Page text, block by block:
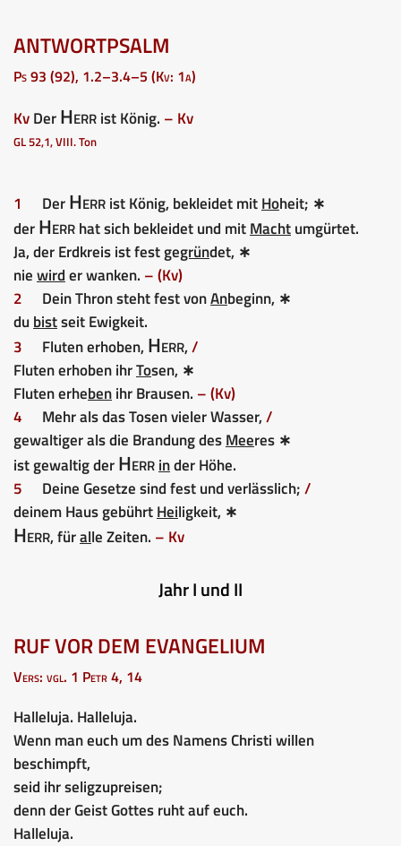
ANTWORTPSALM
Ps 93 (92), 1.2–3.4–5 (Kv: 1a)
KvDerHerrist König. – Kv
GL 52,1, VIII. Ton
1 DerHerrist König, bekleidet mitHoheit; ∗
derHerrhat sich bekleidet und mitMachtumgürtet.
Ja, der Erdkreis ist fest gegründet, ∗
niewirder wanken. – (Kv)
2
Dein Thron steht fest vonAnbeginn, ∗
dubistseit Ewigkeit.
3
Fluten erhoben, Herr,/
Fluten erhoben ihrTosen, ∗
Fluten erhebenihr Brausen. – (Kv)
4
Mehr als das Tosen vieler Wasser,/
gewaltiger als die Brandung desMeeres ∗
ist gewaltig derHerrinder Höhe.
5
Deine Gesetze sind fest und verlässlich;/
deinem Haus gebührtHeiligkeit, ∗
Herr, füralle Zeiten. – Kv
Jahr I und II
RUF VOR DEM EVANGELIUM
Vers: vgl. 1 Petr 4, 14
Halleluja. Halleluja.
Wenn man euch um des Namens Christi willen
beschimpft,
seid ihr seligzupreisen;
denn der Geist Gottes ruht auf euch.
Halleluja.